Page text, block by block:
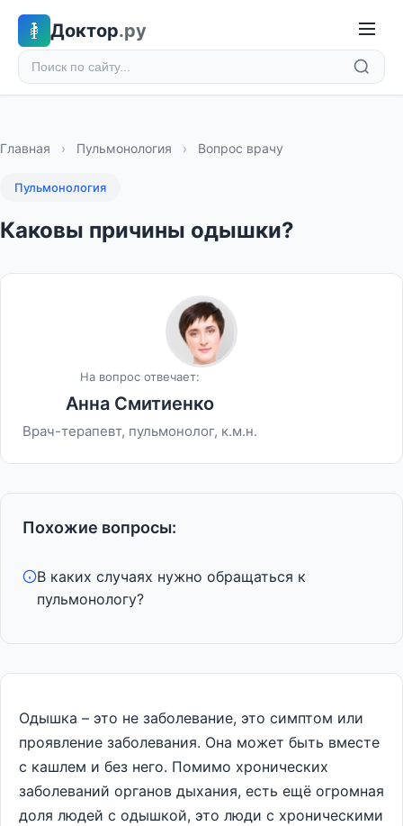
Доктор.ру
Главная › Пульмонология › Вопрос врачу
Пульмонология
Каковы причины одышки?
На вопрос отвечает:
Анна Смитиенко
Врач-терапевт, пульмонолог, к.м.н.
Похожие вопросы:
В каких случаях нужно обращаться к
пульмонологу?
Одышка – это не заболевание, это симптом или
проявление заболевания. Она может быть вместе
с кашлем и без него. Помимо хронических
заболеваний органов дыхания, есть ещё огромная
доля людей с одышкой, это люди с хроническими